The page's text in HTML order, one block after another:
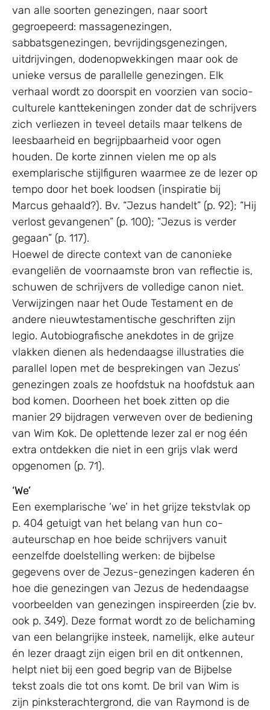
van alle soorten genezingen, naar soort
gegroepeerd: massagenezingen,
sabbatsgenezingen, bevrijdingsgenezingen,
uitdrijvingen, dodenopwekkingen maar ook de
unieke versus de parallelle genezingen. Elk
verhaal wordt zo doorspit en voorzien van socio-
culturele kanttekeningen zonder dat de schrijvers
zich verliezen in teveel details maar telkens de
leesbaarheid en begrijpbaarheid voor ogen
houden. De korte zinnen vielen me op als
exemplarische stijlfiguren waarmee ze de lezer op
tempo door het boek loodsen (inspiratie bij
Marcus gehaald?). Bv. “Jezus handelt” (p. 92); “Hij
verlost gevangenen” (p. 100); “Jezus is verder
gegaan” (p. 117).
Hoewel de directe context van de canonieke
evangeliën de voornaamste bron van reflectie is,
schuwen de schrijvers de volledige canon niet.
Verwijzingen naar het Oude Testament en de
andere nieuwtestamentische geschriften zijn
legio. Autobiografische anekdotes in de grijze
vlakken dienen als hedendaagse illustraties die
parallel lopen met de besprekingen van Jezus’
genezingen zoals ze hoofdstuk na hoofdstuk aan
bod komen. Doorheen het boek zitten op die
manier 29 bijdragen verweven over de bediening
van Wim Kok. De oplettende lezer zal er nog één
extra ontdekken die niet in een grijs vlak werd
opgenomen (p. 71).
‘We’
Een exemplarische ‘we’ in het grijze tekstvlak op
p. 404 getuigt van het belang van hun co-
auteurschap en hoe beide schrijvers vanuit
eenzelfde doelstelling werken: de bijbelse
gegevens over de Jezus-genezingen kaderen én
hoe die genezingen van Jezus de hedendaagse
voorbeelden van genezingen inspireerden (zie bv.
ook p. 349). Deze format wordt zo de belichaming
van een belangrijke insteek, namelijk, elke auteur
én lezer draagt zijn eigen bril en dit ontkennen,
helpt niet bij een goed begrip van de Bijbelse
tekst zoals die tot ons komt. De bril van Wim is
zijn pinksterachtergrond, die van Raymond is de